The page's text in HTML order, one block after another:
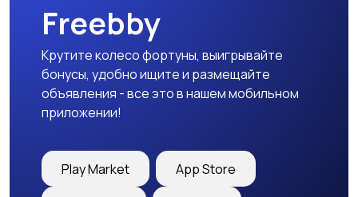
Freebby
Крутите колесо фортуны, выигрывайте
бонусы, удобно ищите и размещайте
объявления - все это в нашем мобильном
приложении!
Play Market App Store